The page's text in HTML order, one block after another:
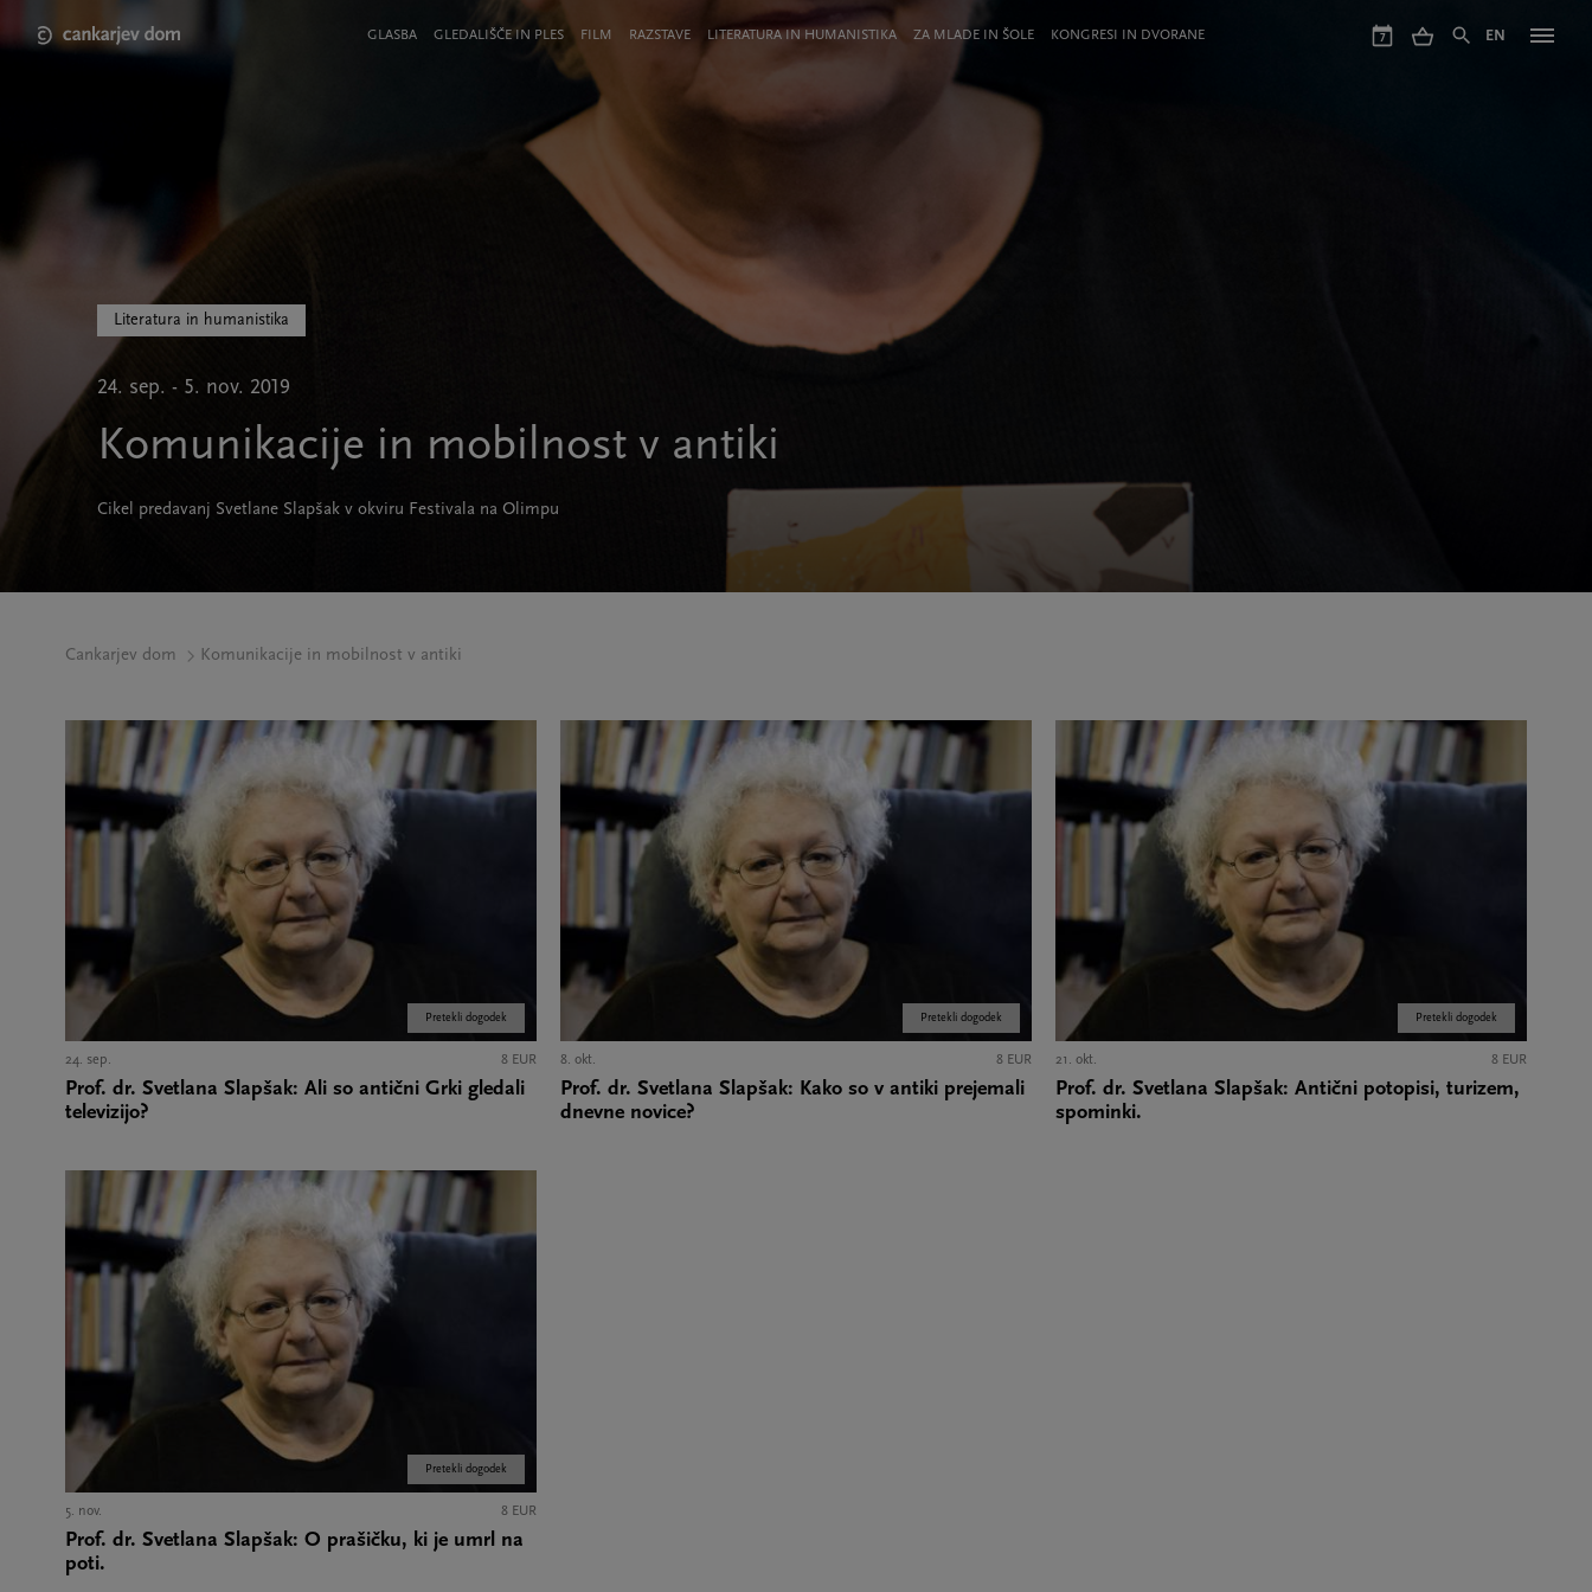
main
MeniGLASBA GLEDALIŠČE IN PLES FILM RAZSTAVE LITERATURA IN HUMANISTIKA ZA MLADE IN ŠOLE KONGRESI IN DVORANE 7 EN
Literatura in humanistika
24. sep. - 5. nov. 2019
Komunikacije in mobilnost v antiki
Cikel predavanj Svetlane Slapšak v okviru Festivala na Olimpu
Cankarjev dom Komunikacije in mobilnost v antiki
Pretekli dogodek
24. sep. 8 EUR
Prof. dr. Svetlana Slapšak: Ali so antični Grki gledali
televizijo?
Pretekli dogodek
8. okt. 8 EUR
Prof. dr. Svetlana Slapšak: Kako so v antiki prejemali
dnevne novice?
Pretekli dogodek
21. okt. 8 EUR
Prof. dr. Svetlana Slapšak: Antični potopisi, turizem,
spominki.
Pretekli dogodek
5. nov. 8 EUR
Prof. dr. Svetlana Slapšak: O prašičku, ki je umrl na
poti.